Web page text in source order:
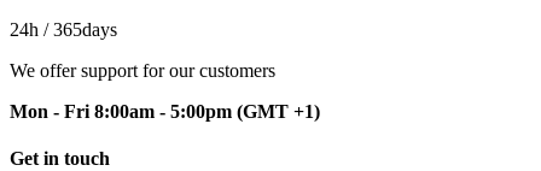
24h / 365days
We offer support for our customers
Mon - Fri 8:00am - 5:00pm (GMT +1)
Get in touch